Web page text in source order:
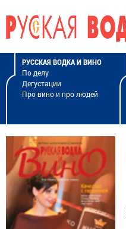
РУССКАЯ ВОДКА И ВИНО
По делу
Дегустации
Про вино и про людей